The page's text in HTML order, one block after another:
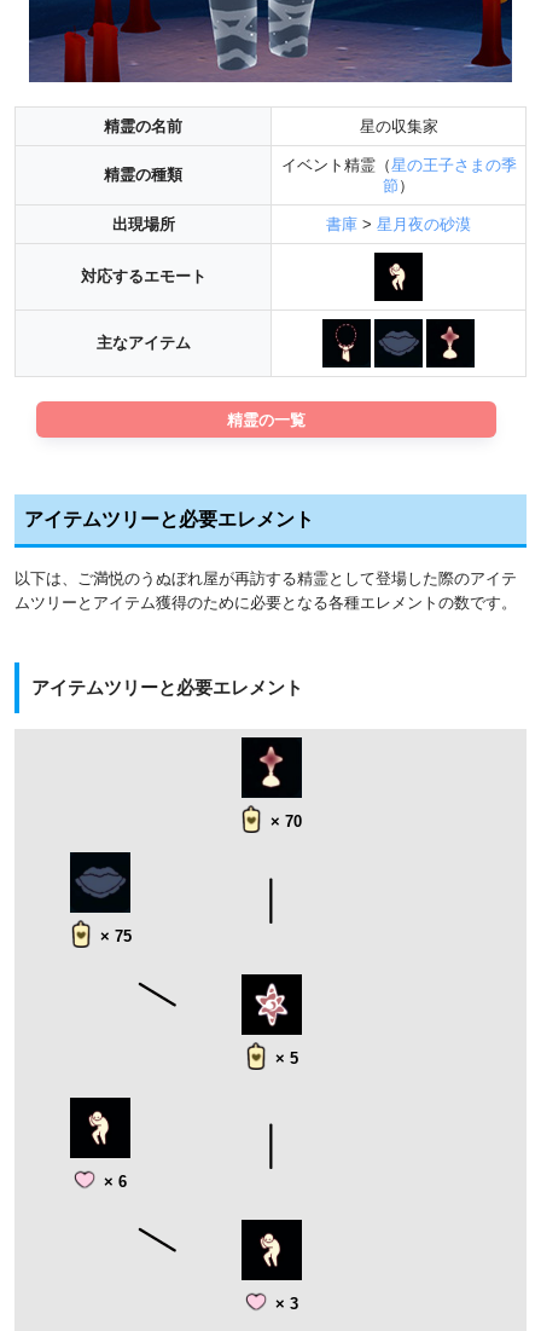
精霊の名前 星の収集家
精霊の種類
イベント精霊（星の王子さまの季
節 ）
出現場所 書庫 > 星月夜の砂漠
対応するエモート
主なアイテム
精霊の一覧
アイテムツリーと必要エレメント
以下は、ご満悦のうぬぼれ屋が再訪する精霊として登場した際のアイテ
ムツリーとアイテム獲得のために必要となる各種エレメントの数です。
アイテムツリーと必要エレメント
× 70
× 75
× 5
× 6
× 3